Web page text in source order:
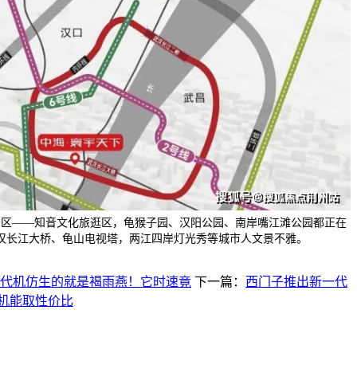
——知音文化旅逛区，龟猴子园、汉阳公园、南岸嘴江滩公园都正在
江大桥、龟山电视塔，两江四岸灯光秀等城市人文景不雅。
机仿生的就是褐雨燕！它时速竟 下一篇： 西门子推出新一代
能取性价比